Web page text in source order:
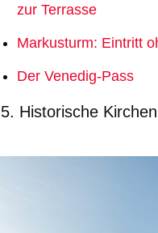
zur Terrasse
Markusturm: Eintritt
Der Venedig-Pass
5. Historische